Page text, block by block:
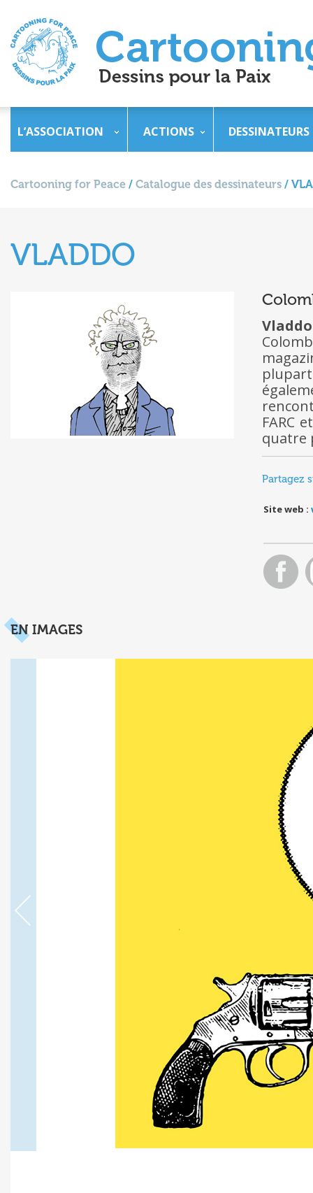
L’ASSOCIATION ACTIONS DESSINATEURS
Cartooning for Peace / Catalogue des dessinateurs /
VLADDO
FARC
quatre
Partagez
Site web :
EN IMAGES